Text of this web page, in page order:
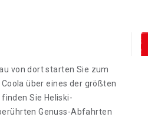
von dort starten Sie zum
über eines der größten
Sie Heliski-
Genuss-Abfahrten